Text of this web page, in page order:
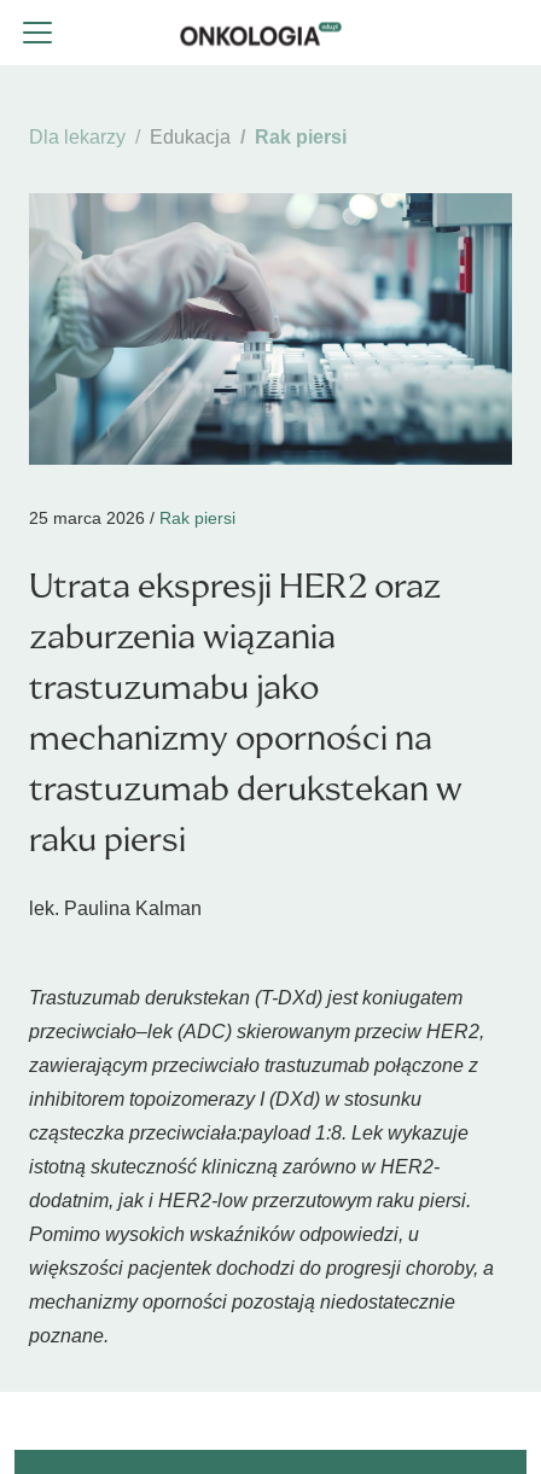
Dla lekarzy Edukacja Rak piersi
25 marca 2026 / Rak piersi
Utrata ekspresji HER2 oraz
zaburzenia wiązania
trastuzumabu jako
mechanizmy oporności na
trastuzumab derukstekan w
raku piersi
lek. Paulina Kalman
Trastuzumab derukstekan (T-DXd) jest koniugatem
przeciwciało–lek (ADC) skierowanym przeciw HER2,
zawierającym przeciwciało trastuzumab połączone z
inhibitorem topoizomerazy I (DXd) w stosunku
cząsteczka przeciwciała:payload 1:8. Lek wykazuje
istotną skuteczność kliniczną zarówno w HER2-
dodatnim, jak i HER2-low przerzutowym raku piersi.
Pomimo wysokich wskaźników odpowiedzi, u
większości pacjentek dochodzi do progresji choroby, a
mechanizmy oporności pozostają niedostatecznie
poznane.